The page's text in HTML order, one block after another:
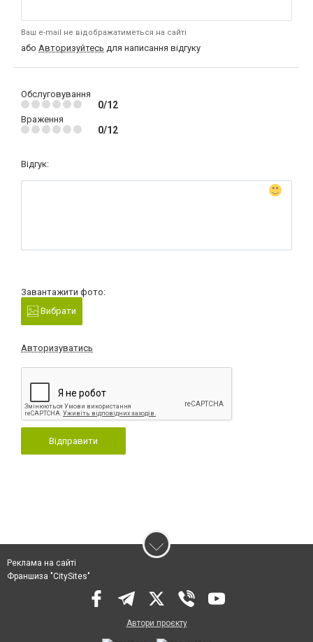
Ваш e-mail не відображатиметься на сайті
або Авторизуйтесь для написання відгуку
Обслуговування
0/12
Враження
0/12
Відгук:
Завантажити фото:
Вибрати
Авторизуватись
Відправити
Реклама на сайті
Франшиза "CitySites"
Автори проєкту